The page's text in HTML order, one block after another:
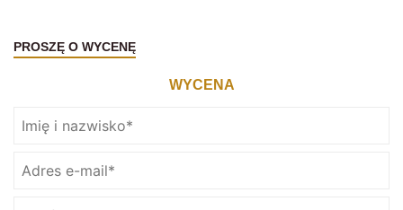
PROSZĘ O WYCENĘ
WYCENA